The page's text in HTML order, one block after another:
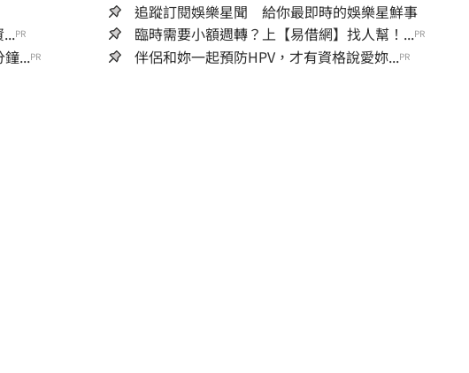
追蹤訂閱娛樂星聞 給你最即時的娛樂星鮮事
PR 臨時需要小額週轉？上【易借網】找人幫！...PR
鐘...PR 伴侶和妳一起預防HPV，才有資格說愛妳...PR